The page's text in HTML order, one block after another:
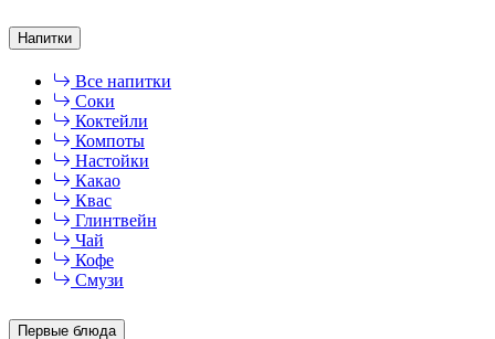
Напитки
Все напитки
Соки
Коктейли
Компоты
Настойки
Какао
Квас
Глинтвейн
Чай
Кофе
Смузи
Первые блюда